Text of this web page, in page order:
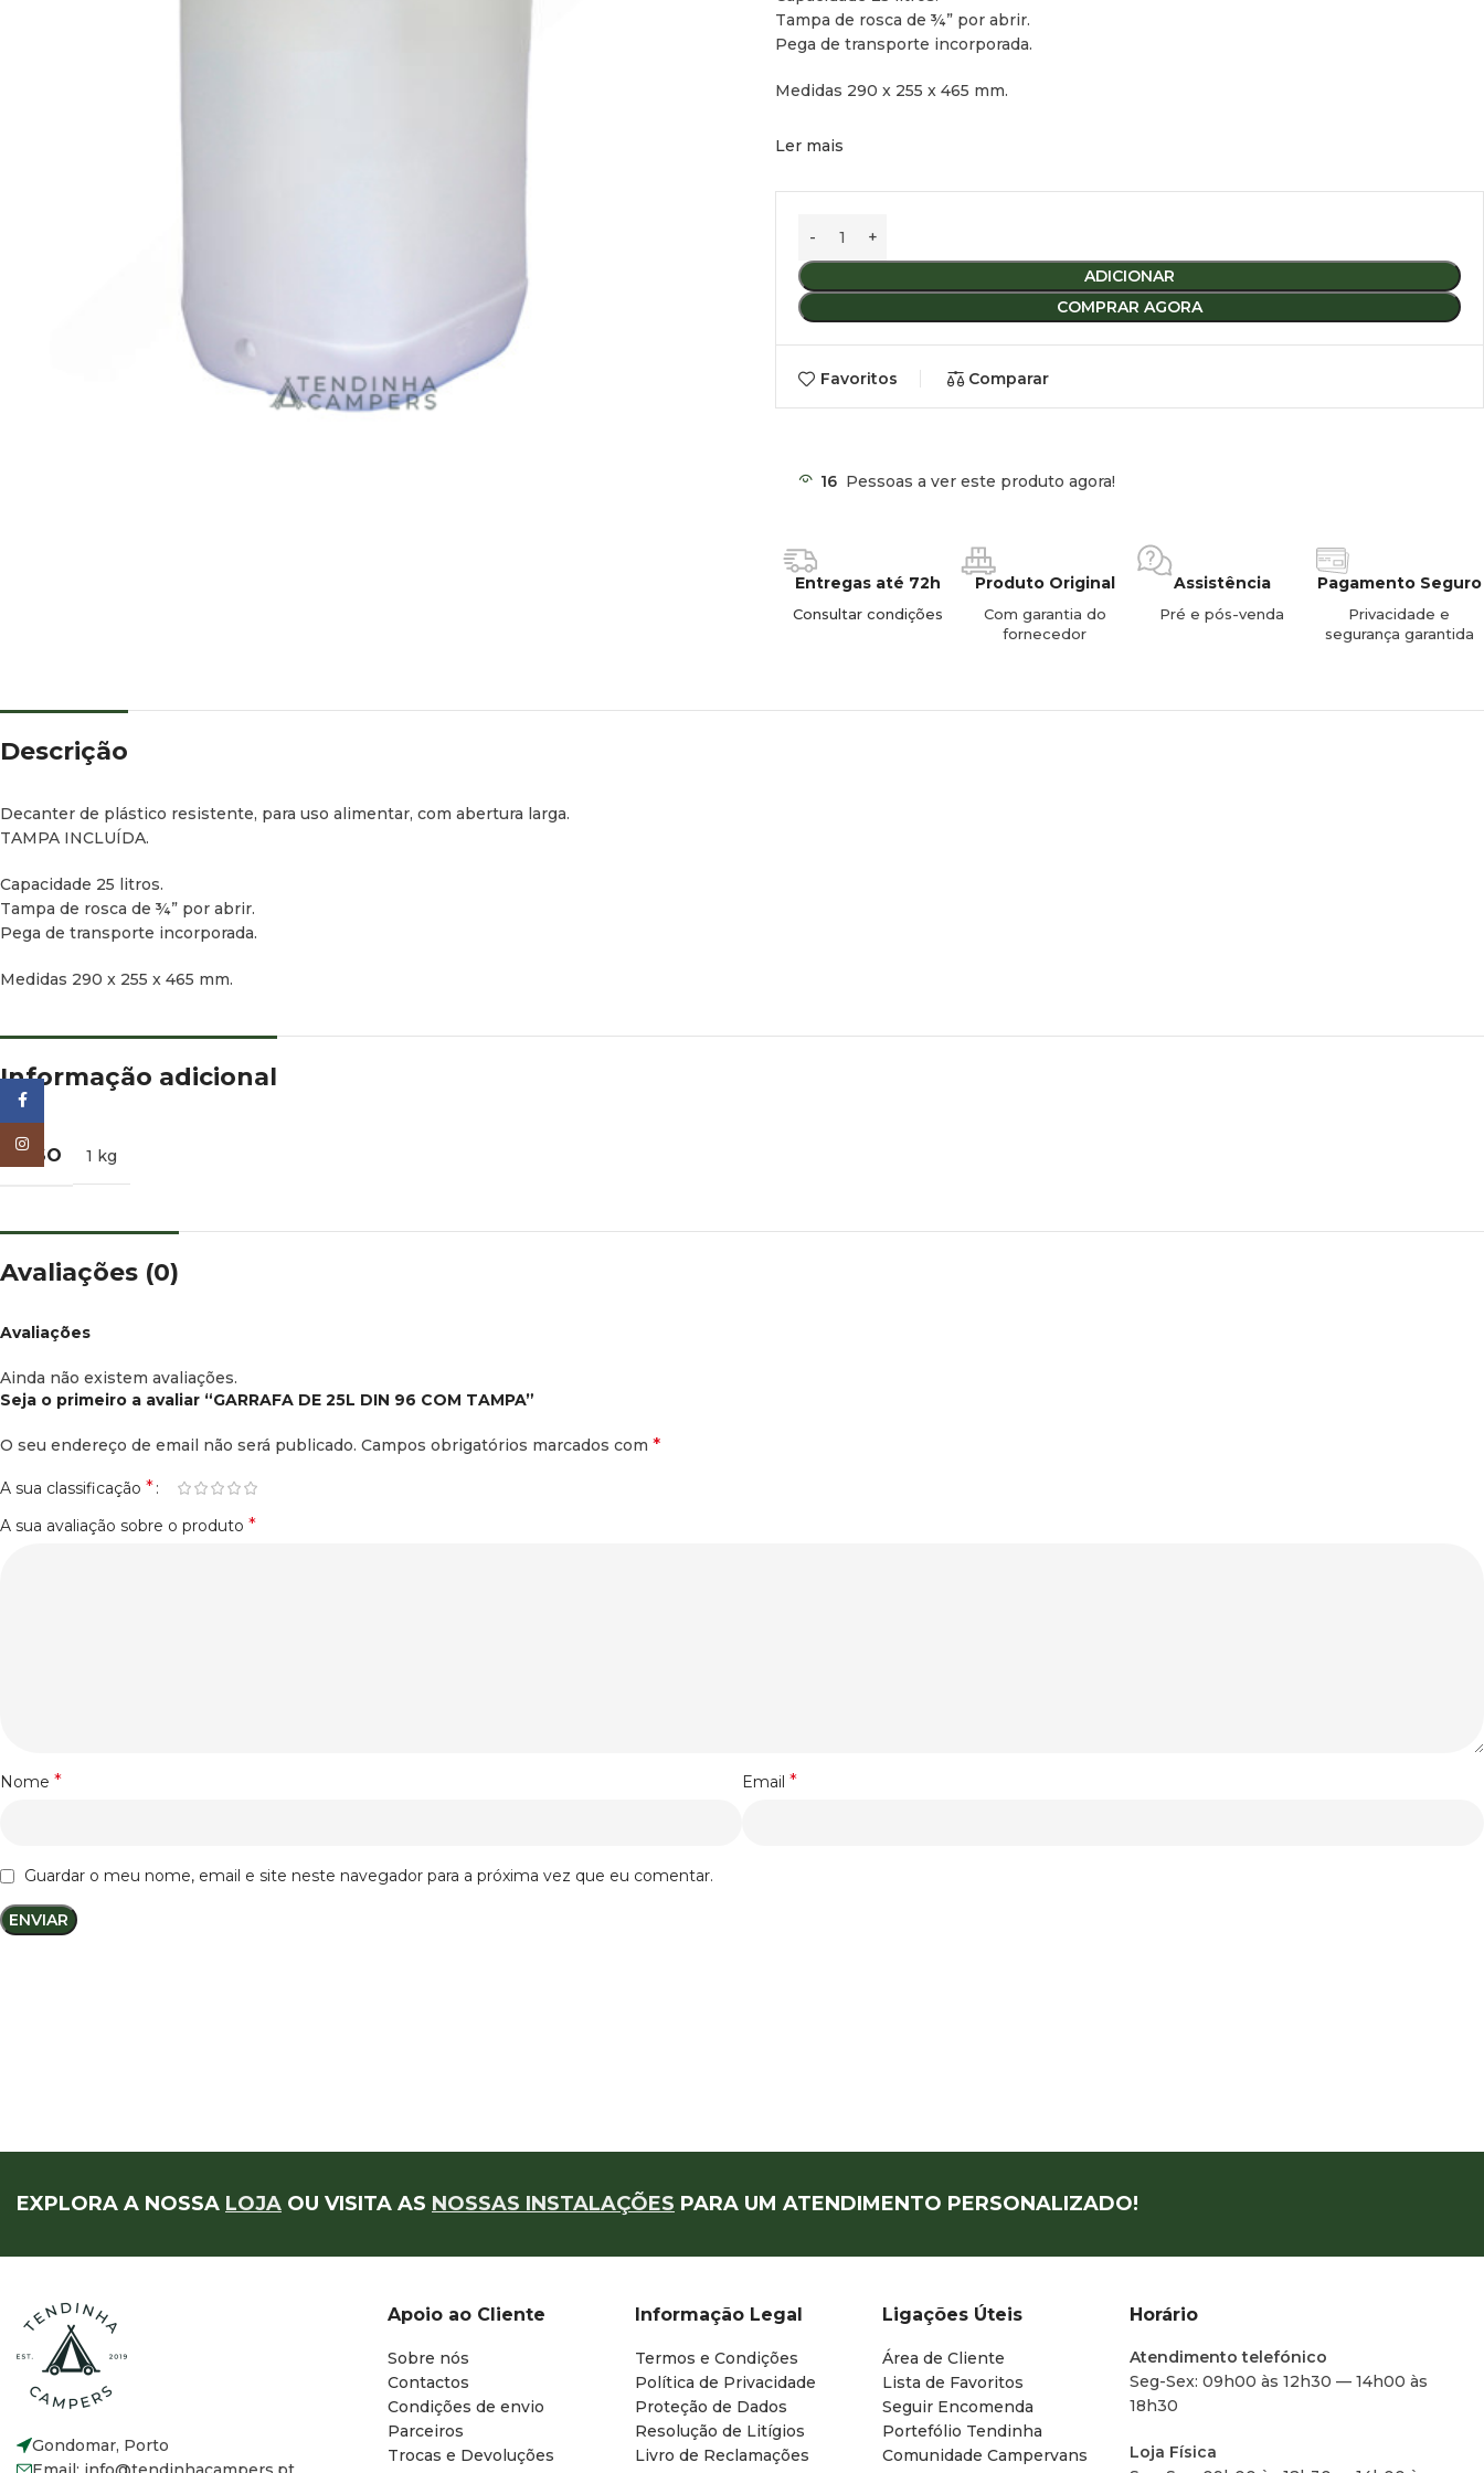
Tampa de rosca de ¾” por abrir.
Pega de transporte incorporada.
Medidas 290 x 255 x 465 mm.
Ler mais
ADICIONAR
COMPRAR AGORA
Favoritos Comparar
16 Pessoas a ver este produto agora!
Entregas até 72h
Consultar condições
Produto Original
Com garantia do
fornecedor
Assistência
Pré e pós-venda
Pagamento Seguro
Privacidade e
segurança garantida
Descrição
Decanter de plástico resistente, para uso alimentar, com abertura larga.
TAMPA INCLUÍDA.
Capacidade 25 litros.
Tampa de rosca de ¾” por abrir.
Pega de transporte incorporada.
Medidas 290 x 255 x 465 mm.
Informação adicional
PESO 1 kg
Avaliações (0)
Avaliações
Ainda não existem avaliações.
Seja o primeiro a avaliar “GARRAFA DE 25L DIN 96 COM TAMPA”
O seu endereço de email não será publicado. Campos obrigatórios marcados com *
A sua classificação *
A sua avaliação sobre o produto *
Nome * Email *
Guardar o meu nome, email e site neste navegador para a próxima vez que eu comentar.
EXPLORA A NOSSA LOJA OU VISITA AS NOSSAS INSTALAÇÕES PARA UM ATENDIMENTO PERSONALIZADO!
Gondomar, Porto
Apoio ao Cliente
Sobre nós
Contactos
Condições de envio
Parceiros
Trocas e Devoluções
Informação Legal
Termos e Condições
Política de Privacidade
Proteção de Dados
Resolução de Litígios
Livro de Reclamações
Ligações Úteis
Área de Cliente
Lista de Favoritos
Seguir Encomenda
Portefólio Tendinha
Comunidade Campervans
Horário
Atendimento telefónico
Seg-Sex: 09h00 às 12h30 — 14h00 às
18h30
Loja Física
Instagram